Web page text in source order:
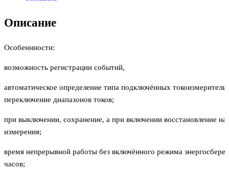
Описание
Особеннности:
возможность регистрации событий,
автоматическое определение типа подключённых
переключение диапазонов токов;
при выключении, сохранение, а при включении восстановление
измерения;
время непрерывной работы без включённого режима
часов;